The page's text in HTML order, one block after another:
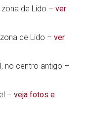
zona de Lido –ver
zona de Lido –ver
no centro antigo –
–veja fotos e